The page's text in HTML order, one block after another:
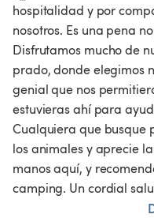
hospitalidad y por
nosotros. Es una pena
Disfrutamos mucho de
prado, donde elegimos
genial que nos
estuvieras ahí para
Cualquiera que busque
los animales y aprecie
manos aquí, y
camping. Un cordial